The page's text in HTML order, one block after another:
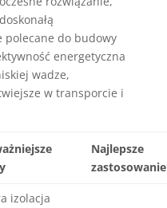
polecane do budowy
energetyczna
wadze,
w transporcie i
Najlepsze
zastosowanie
izolacja